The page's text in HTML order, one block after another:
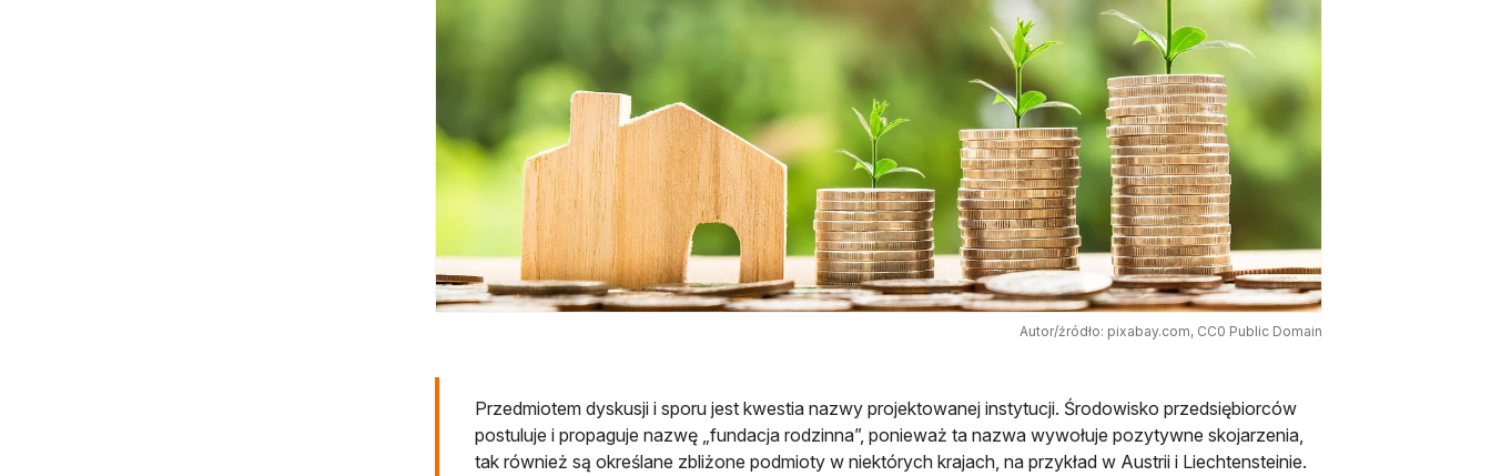
Autor/źródło: pixabay.com, CC0 Public Domain
Przedmiotem dyskusji i sporu jest kwestia nazwy projektowanej instytucji. Środowisko przedsiębiorców
postuluje i propaguje nazwę „fundacja rodzinna”, ponieważ ta nazwa wywołuje pozytywne skojarzenia,
tak również są określane zbliżone podmioty w niektórych krajach, na przykład w Austrii i Liechtensteinie.